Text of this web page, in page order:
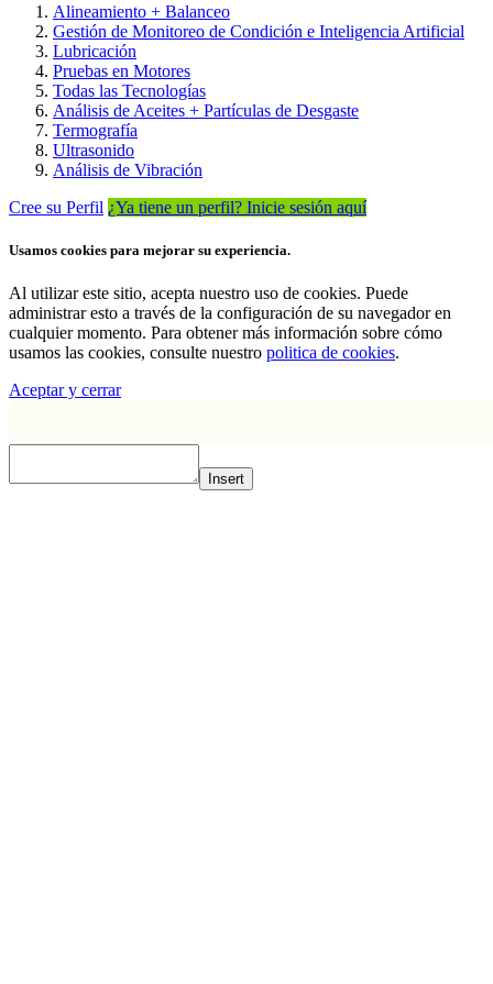
Alineamiento + Balanceo
Gestión de Monitoreo de Condición e Inteligencia Artificial
Lubricación
Pruebas en Motores
Todas las Tecnologías
Análisis de Aceites + Partículas de Desgaste
Termografía
Ultrasonido
Análisis de Vibración
Cree su Perfil ¿Ya tiene un perfil? Inicie sesión aquí
Usamos cookies para mejorar su experiencia.
Al utilizar este sitio, acepta nuestro uso de cookies. Puede
administrar esto a través de la configuración de su navegador en
cualquier momento. Para obtener más información sobre cómo
usamos las cookies, consulte nuestro politica de cookies.
Aceptar y cerrar
Insert